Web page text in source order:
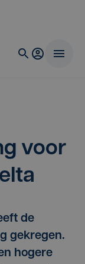
voor
de
gekregen.
hogere